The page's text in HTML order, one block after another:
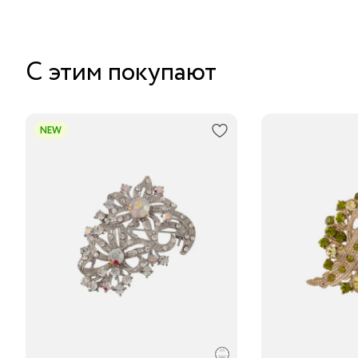
С этим покупают
NEW